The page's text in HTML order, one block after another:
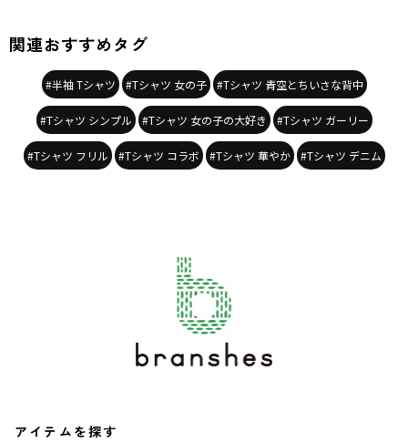
カラー
／ブラック
対象イベント ／ファイナルセール
商品番号
／17-6206-011
関連おすすめタグ
#半袖 Tシャツ #Tシャツ 女の子 #Tシャツ 青空とちいさな背中
#Tシャツ シンプル #Tシャツ 女の子の大好き #Tシャツ ガーリー
#Tシャツ フリル #Tシャツ コラボ #Tシャツ 華やか #Tシャツ デニム
アイテムを探す